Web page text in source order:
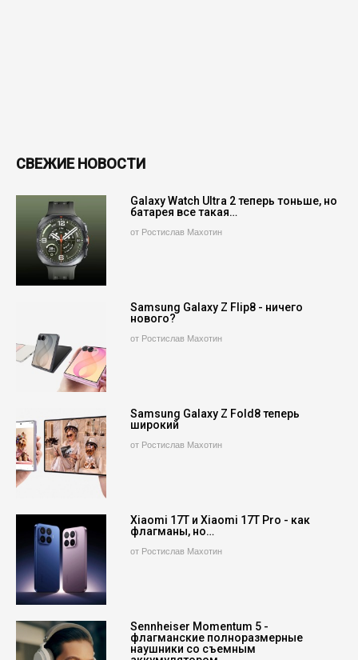
СВЕЖИЕ НОВОСТИ
Galaxy Watch Ultra 2 теперь тоньше, но
батарея все такая…
от Ростислав Махотин
Samsung Galaxy Z Flip8 - ничего
нового?
от Ростислав Махотин
Samsung Galaxy Z Fold8 теперь
широкий
от Ростислав Махотин
Xiaomi 17T и Xiaomi 17T Pro - как
флагманы, но…
от Ростислав Махотин
Sennheiser Momentum 5 -
флагманские полноразмерные
наушники со съемным